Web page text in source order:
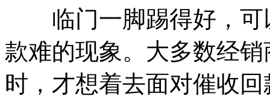
临门一脚踢得好，可
款难的现象。大多数经
时，才想着去面对催收